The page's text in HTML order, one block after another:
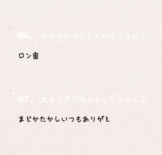
Q6. 今チャレンジしていることは？
ロン宙
大きな声で叫ぶとしたらどんな言葉
まどかたかしいつもありがと